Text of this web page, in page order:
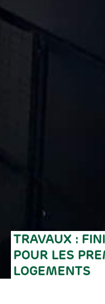
TRAVAUX :
POUR LES
LOGEMENTS